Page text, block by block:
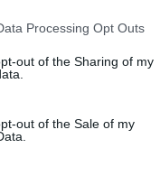
Processing Opt Outs
out of the Sharing of my
out of the Sale of my
próbálják